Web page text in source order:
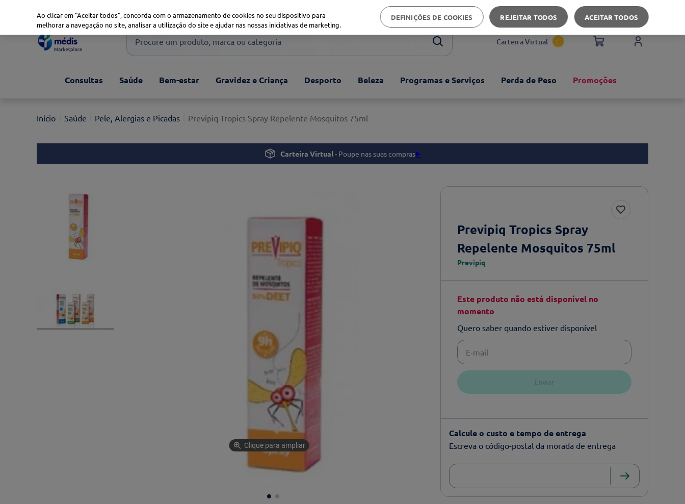
Apoio ao cliente
Procure um produto, marca ou categoria
1º xiaomi
3º now
Carteira Virtual
Consultas Saúde Bem-estar Gravidez e Criança Desporto Beleza Programas e Serviços Perda de Peso Promoções
Saúde Pele, Alergias e Picadas Previpiq Tropics Spray Repelente Mosquitos 75ml
Carteira Virtual- Poupe nas suas compras▶️
Clique para ampliar
Previpiq Tropics Spray
Repelente Mosquitos 75ml
Previpiq
Este produto não está disponível no
momento
Quero saber quando estiver disponível
Enviar
Calcule o custo e tempo de entrega
Escreva o código-postal da morada de entrega
Ao clicar em "Aceitar todos", concorda com o armazenamento de cookies no seu dispositivo para
melhorar a navegação no site, analisar a utilização do site e ajudar nas nossas iniciativas de marketing.
DEFINIÇÕES DE COOKIES REJEITAR TODOS ACEITAR TODOS